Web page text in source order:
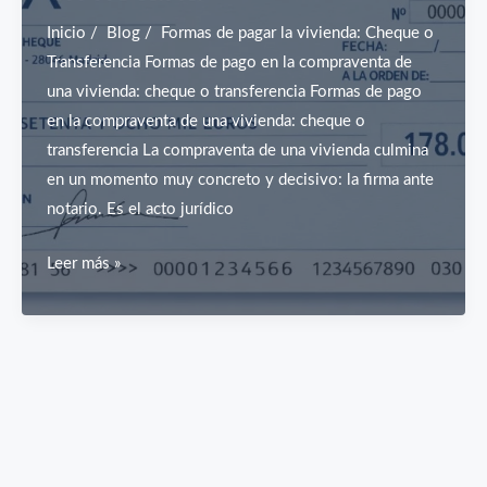
casi
nadie
advierte)
Inicio / Blog / Formas de pagar la vivienda: Cheque o
Transferencia Formas de pago en la compraventa de
una vivienda: cheque o transferencia Formas de pago
en la compraventa de una vivienda: cheque o
transferencia La compraventa de una vivienda culmina
en un momento muy concreto y decisivo: la firma ante
notario. Es el acto jurídico
Cómo
pagar
Leer más »